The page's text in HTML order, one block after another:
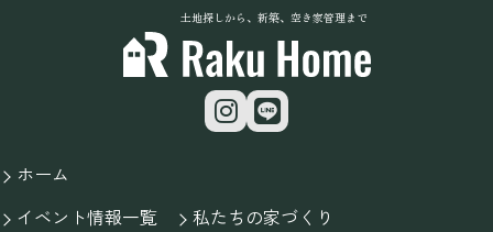
土地探しから、新築、空き家管理まで
ホーム
イベント情報一覧
私たちの家づくり